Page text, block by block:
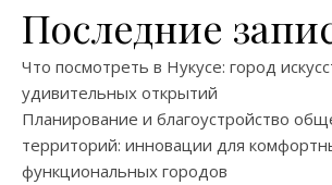
Последние
Что посмотреть в Нукусе: город
удивительных открытий
Планирование и благоустройство
территорий: инновации для
функциональных городов